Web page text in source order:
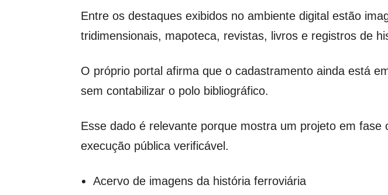
Entre os destaques exibidos no ambiente digital estão
tridimensionais, mapoteca, revistas, livros e registros de
O próprio portal afirma que o cadastramento ainda está
sem contabilizar o polo bibliográfico.
Esse dado é relevante porque mostra um projeto em
execução pública verificável.
Acervo de imagens da história ferroviária